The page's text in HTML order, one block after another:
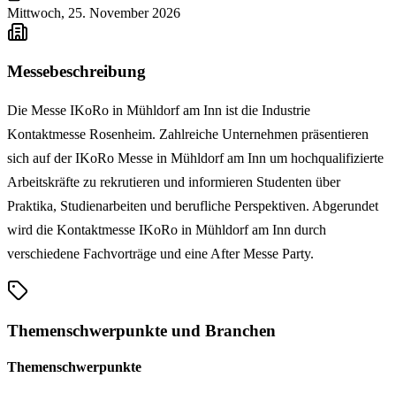
Mittwoch, 25. November 2026
Messebeschreibung
Die Messe IKoRo in Mühldorf am Inn ist die Industrie
Kontaktmesse Rosenheim. Zahlreiche Unternehmen präsentieren
sich auf der IKoRo Messe in Mühldorf am Inn um hochqualifizierte
Arbeitskräfte zu rekrutieren und informieren Studenten über
Praktika, Studienarbeiten und berufliche Perspektiven. Abgerundet
wird die Kontaktmesse IKoRo in Mühldorf am Inn durch
verschiedene Fachvorträge und eine After Messe Party.
Themenschwerpunkte und Branchen
Themenschwerpunkte